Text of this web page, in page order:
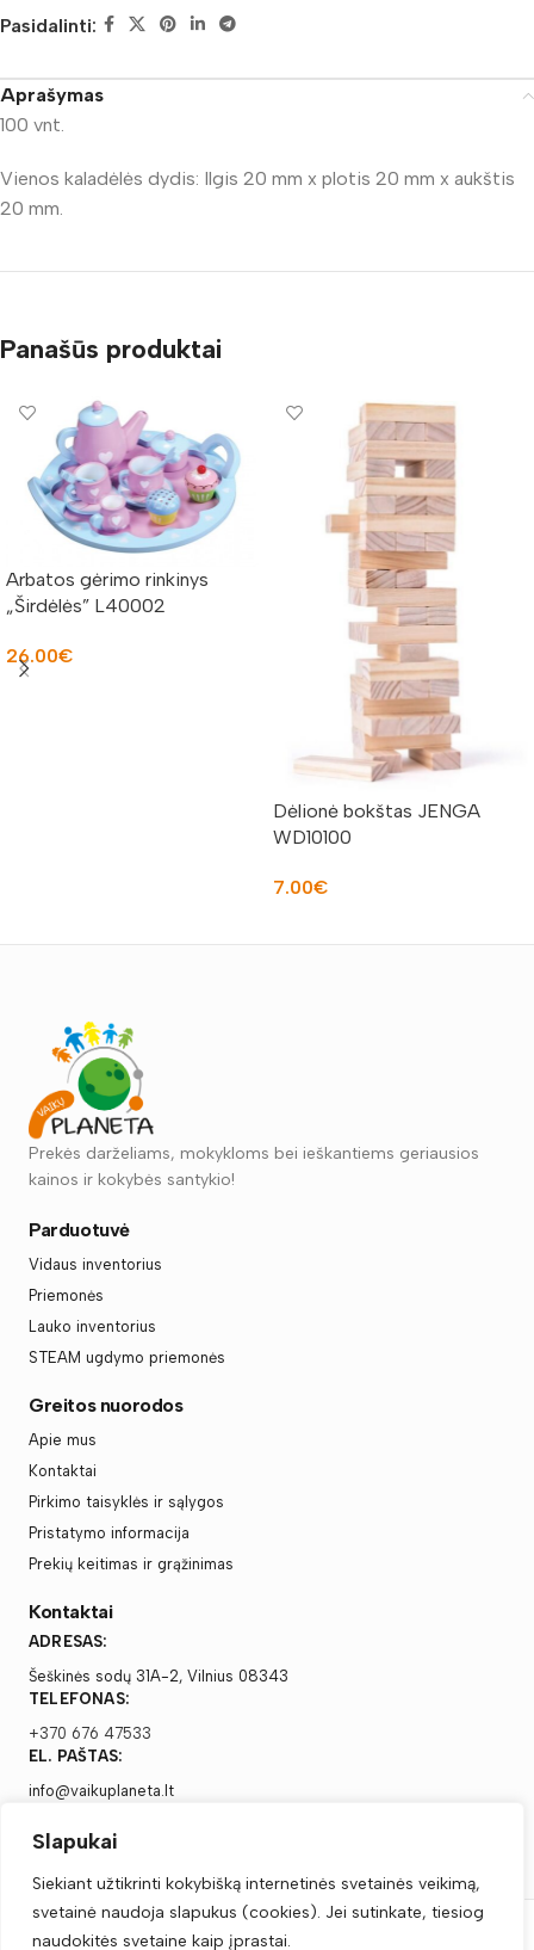
Slapukai
Siekiant užtikrinti kokybišką internetinės svetainės veikimą,
svetainė naudoja slapukus (cookies). Jei sutinkate, tiesiog
naudokitės svetaine kaip įprastai.
Pasidalinti:
Aprašymas
100 vnt.
Vienos kaladėlės dydis: Ilgis 20 mm x plotis 20 mm x aukštis
20 mm.
Panašūs produktai
Arbatos gėrimo rinkinys
„Širdėlės” L40002
26.00€
Dėlionė bokštas JENGA
WD10100
7.00€
Prekės darželiams, mokykloms bei ieškantiems geriausios
kainos ir kokybės santykio!
Parduotuvė
Vidaus inventorius
Priemonės
Lauko inventorius
STEAM ugdymo priemonės
Greitos nuorodos
Apie mus
Kontaktai
Pirkimo taisyklės ir sąlygos
Pristatymo informacija
Prekių keitimas ir grąžinimas
Kontaktai
ADRESAS:
Šeškinės sodų 31A-2, Vilnius 08343
TELEFONAS:
+370 676 47533
EL. PAŠTAS:
info@vaikuplaneta.lt
Vaikų Planeta, Visos teisės saugomos © 2025